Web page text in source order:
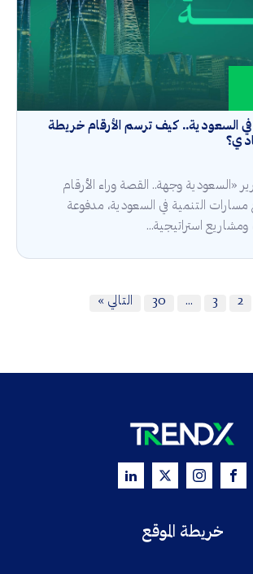
في السعودية.. كيف ترسم الأرقام خريطة
«السعودية وجهة.. القصة وراء الأرقام
مسارات التنمية في السعودية، مدفوعة
استراتيجية...
2
3
…
30 التالي »
خريطة الموقع